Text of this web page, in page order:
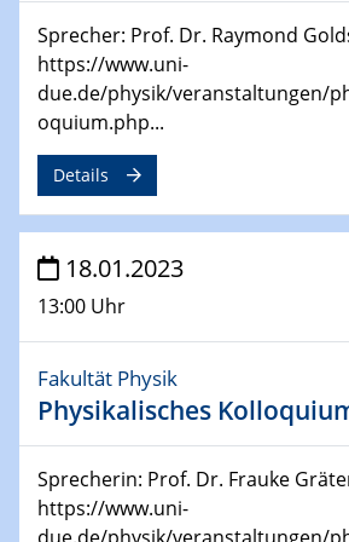
for Energy Conversion“ (ACAMEC)
24.04.2023 - 27.04.2023
ACAMEC 2023
IMPRS-RECHARGE 4th Symposium
27.04.2023 - 20.04.2023
Ringvorlesung
Transformation lernen und lehren –
Fähigkeiten für Hochschule der
27.04.2023
CENIDE Start-Up Day
27.04.2023
Small Angle Scattering as a
Nanostructure Determination
02.05.2023 - 04.05.2023
Sprecher: Prof. Dr. Raymond
https://www.uni-
due.de/physik/veranstaltungen/
oquium.php...
Details
18.01.2023
13:00 Uhr
Fakultät Physik
Physikalisches
Sprecherin: Prof. Dr. Frauke
https://www.uni-